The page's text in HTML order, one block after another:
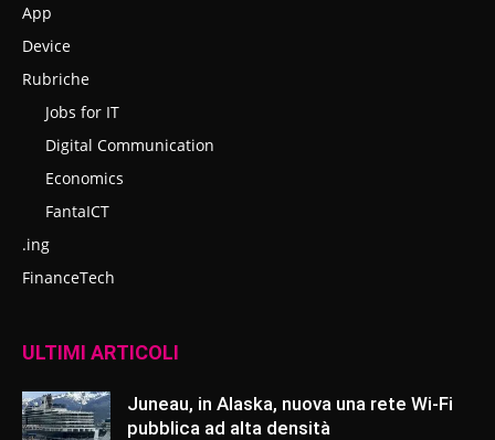
App
Device
Rubriche
Jobs for IT
Digital Communication
Economics
FantaICT
.ing
FinanceTech
ULTIMI ARTICOLI
Juneau, in Alaska, nuova una rete Wi-Fi
pubblica ad alta densità